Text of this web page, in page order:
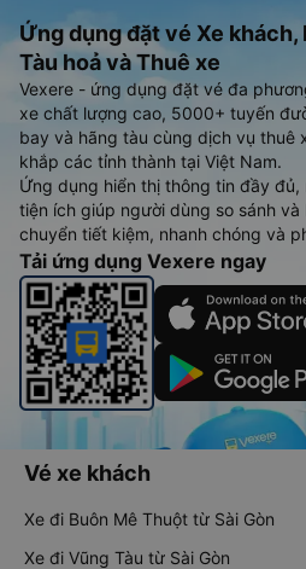
Ứng dụng đặt vé Xe khách,
Tàu hoả và Thuê xe
Vexere - ứng dụng đặt vé đa
xe chất lượng cao, 5000+ tuyến
bay và hãng tàu cùng dịch vụ thuê
khắp các tỉnh thành tại Việt Nam.
Ứng dụng hiển thị thông tin đầy
tiện ích giúp người dùng so sánh
chuyển tiết kiệm, nhanh chóng và
Tải ứng dụng Vexere ngay
Vé xe khách
Xe đi Buôn Mê Thuột từ Sài Gòn
Xe đi Vũng Tàu từ Sài Gòn